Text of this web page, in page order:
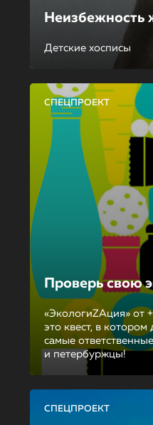
Неизбежность
Детские хосписы
СПЕЦПРОЕКТ
Проверь свою
«ЭкологиZAция»
это квест, в
самые
и петербуржцы!
СПЕЦПРОЕКТ